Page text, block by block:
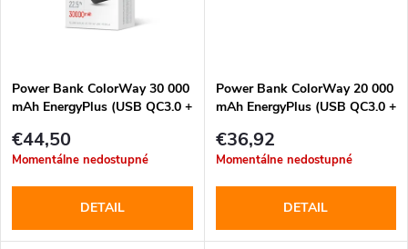
o
v
o
v
Power Bank ColorWay 30 000
mAh EnergyPlus (USB QC3.0 +
Čierny (CW-PB300LPB4BK-
PDD)
€44,50
Momentálne nedostupné
DETAIL
Power Bank ColorWay 20 000
mAh EnergyPlus (USB QC3.0 +
čierny (CW-PB200LPB4BK-
PD)
€36,92
Momentálne nedostupné
DETAIL